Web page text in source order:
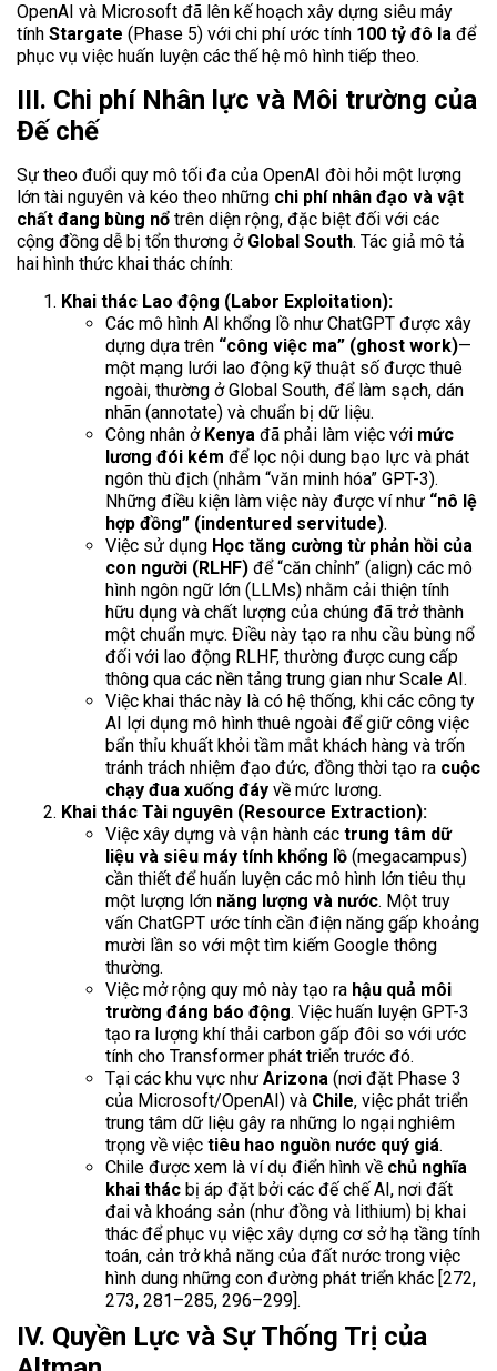
OpenAI và Microsoft đã lên kế hoạch xây dựng siêu máy
tính Stargate (Phase 5) với chi phí ước tính 100 tỷ đô la để
phục vụ việc huấn luyện các thế hệ mô hình tiếp theo.
III. Chi phí Nhân lực và Môi trường của
Đế chế
Sự theo đuổi quy mô tối đa của OpenAI đòi hỏi một lượng
lớn tài nguyên và kéo theo những chi phí nhân đạo và vật
chất đang bùng nổ trên diện rộng, đặc biệt đối với các
cộng đồng dễ bị tổn thương ở Global South. Tác giả mô tả
hai hình thức khai thác chính:
Khai thác Lao động (Labor Exploitation):
Các mô hình AI khổng lồ như ChatGPT được xây
dựng dựa trên “công việc ma” (ghost work)—
một mạng lưới lao động kỹ thuật số được thuê
ngoài, thường ở Global South, để làm sạch, dán
nhãn (annotate) và chuẩn bị dữ liệu.
Công nhân ở Kenya đã phải làm việc với mức
lương đói kém để lọc nội dung bạo lực và phát
ngôn thù địch (nhằm “văn minh hóa” GPT-3).
Những điều kiện làm việc này được ví như “nô lệ
hợp đồng” (indentured servitude).
Việc sử dụng Học tăng cường từ phản hồi của
con người (RLHF) để “căn chỉnh” (align) các mô
hình ngôn ngữ lớn (LLMs) nhằm cải thiện tính
hữu dụng và chất lượng của chúng đã trở thành
một chuẩn mực. Điều này tạo ra nhu cầu bùng nổ
đối với lao động RLHF, thường được cung cấp
thông qua các nền tảng trung gian như Scale AI.
Việc khai thác này là có hệ thống, khi các công ty
AI lợi dụng mô hình thuê ngoài để giữ công việc
bẩn thỉu khuất khỏi tầm mắt khách hàng và trốn
tránh trách nhiệm đạo đức, đồng thời tạo ra cuộc
chạy đua xuống đáy về mức lương.
Khai thác Tài nguyên (Resource Extraction):
Việc xây dựng và vận hành các trung tâm dữ
liệu và siêu máy tính khổng lồ (megacampus)
cần thiết để huấn luyện các mô hình lớn tiêu thụ
một lượng lớn năng lượng và nước. Một truy
vấn ChatGPT ước tính cần điện năng gấp khoảng
mười lần so với một tìm kiếm Google thông
thường.
Việc mở rộng quy mô này tạo ra hậu quả môi
trường đáng báo động. Việc huấn luyện GPT-3
tạo ra lượng khí thải carbon gấp đôi so với ước
tính cho Transformer phát triển trước đó.
Tại các khu vực như Arizona (nơi đặt Phase 3
của Microsoft/OpenAI) và Chile, việc phát triển
trung tâm dữ liệu gây ra những lo ngại nghiêm
trọng về việc tiêu hao nguồn nước quý giá.
Chile được xem là ví dụ điển hình về chủ nghĩa
khai thác bị áp đặt bởi các đế chế AI, nơi đất
đai và khoáng sản (như đồng và lithium) bị khai
thác để phục vụ việc xây dựng cơ sở hạ tầng tính
toán, cản trở khả năng của đất nước trong việc
hình dung những con đường phát triển khác [272,
273, 281–285, 296–299].
IV. Quyền Lực và Sự Thống Trị của